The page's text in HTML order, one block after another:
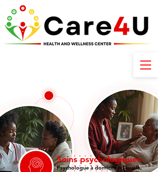
Soins psychologiques
Psychologue à domicile à Douala,